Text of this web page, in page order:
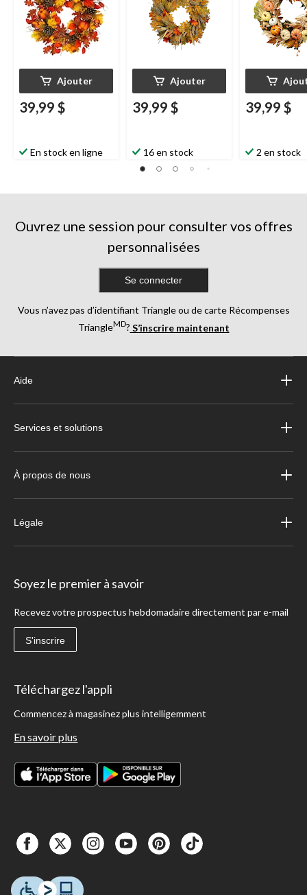
Ajouter
39,99 $
En stock en ligne
Ajouter
39,99 $
16 en stock
39,99 $
2 en stock
Ouvrez une session pour consulter vos offres
personnalisées
Se connecter
Vous n’avez pas d’identifiant Triangle ou de carte Récompenses
TriangleMD? S’inscrire maintenant
Aide
Services et solutions
À propos de nous
Légale
Soyez le premier à savoir
Recevez votre prospectus hebdomadaire directement par e-mail
S'inscrire
Téléchargez l'appli
Commencez à magasinez plus intelligemment
En savoir plus